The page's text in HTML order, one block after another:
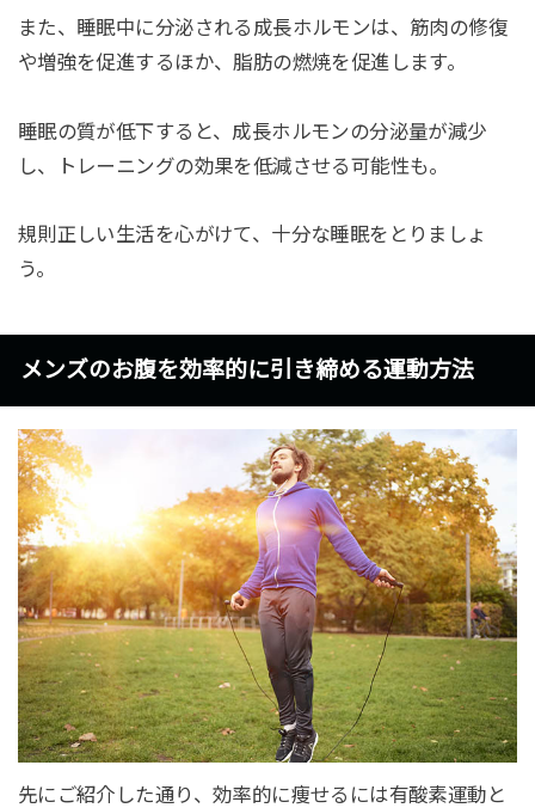
また、睡眠中に分泌される成長ホルモンは、筋肉の修復
や増強を促進するほか、脂肪の燃焼を促進します。
睡眠の質が低下すると、成長ホルモンの分泌量が減少
し、トレーニングの効果を低減させる可能性も。
規則正しい生活を心がけて、十分な睡眠をとりましょ
う。
メンズのお腹を効率的に引き締める運動方法
先にご紹介した通り、効率的に痩せるには有酸素運動と